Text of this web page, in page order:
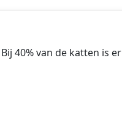
40% van de katten is er